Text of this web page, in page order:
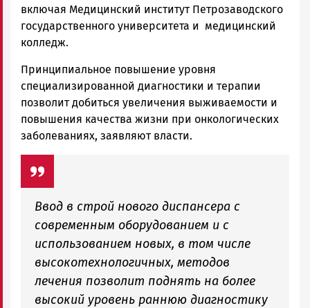
включая Медицинский институт Петрозаводского
государственного университета и медицинский
колледж.
Принципиальное повышение уровня
специализированной диагностики и терапии
позволит добиться увеличения выживаемости и
повышения качества жизни при онкологических
заболеваниях, заявляют власти.
Ввод в строй нового диспансера с
современным оборудованием и с
использованием новых, в том числе
высокотехнологичных, методов
лечения позволит поднять на более
высокий уровень раннюю диагностику